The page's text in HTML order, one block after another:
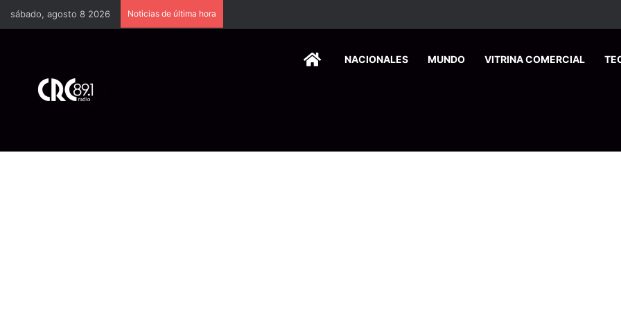
sábado, agosto 8 2026 Noticias de última hora
HOMENACIONALES MUNDO VITRINA COMERCIAL